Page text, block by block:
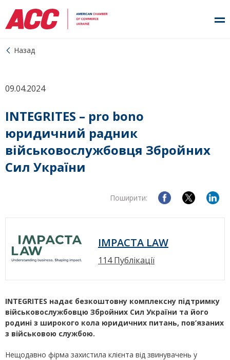
Назад
09.04.2024
INTEGRITES – pro bono
юридичний радник
військовослужбовця Збройних
Сил України
Поширити:
IMPACTA LAW
114 Публікації
INTEGRITES надає безкоштовну комплексну підтримку
військовослужбовцю Збройних Сил України та його
родині з широкого кола юридичних питань, пов’язаних
з військовою службою.
Нещодавно фірма захистила клієнта від звинувачень у